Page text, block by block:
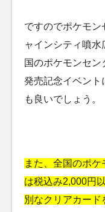
ですのでポケモン
ャインシティ噴
国のポケモンセ
発売記念イベント
も良いでしょう。
また、全国のポ
は税込み2,000円
別なクリアカー